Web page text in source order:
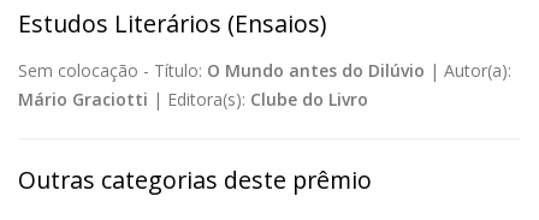
Estudos Literários (Ensaios)
Sem colocação - Título: O Mundo antes do Dilúvio | Autor(a):
Mário Graciotti | Editora(s): Clube do Livro
Outras categorias deste prêmio